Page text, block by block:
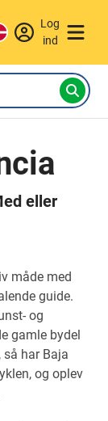
Log
ind
eller
måde med
guide.
og
gamle bydel
så har Baja
og oplev